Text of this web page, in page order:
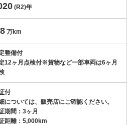
(R2)年
万km
整備付
12ヶ月点検付※貨物など一部車両は6ヶ月
付
については、販売店にご確認ください。
期間：3ヶ月
距離：5,000km